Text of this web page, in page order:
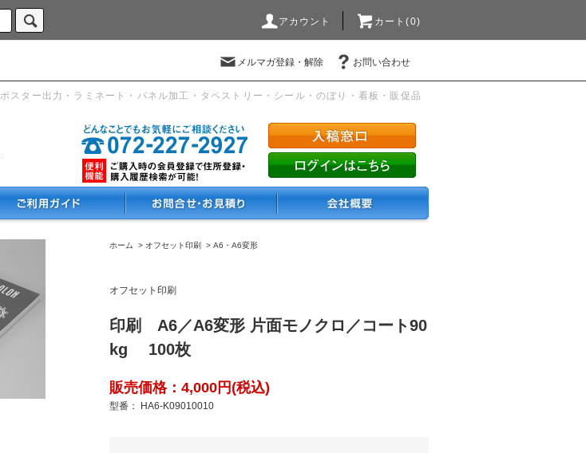
アカウント カート(0)
メルマガ登録・解除 お問い合わせ
ポスター出力・ラミネート・パネル加工・タペストリー・シール・のぼり・看板・販促品
ホーム > オフセット印刷 > A6・A6変形
オフセット印刷
印刷 A6／A6変形 片面モノクロ／コート90
kg 100枚
販売価格：4,000円(税込)
型番： HA6-K09010010